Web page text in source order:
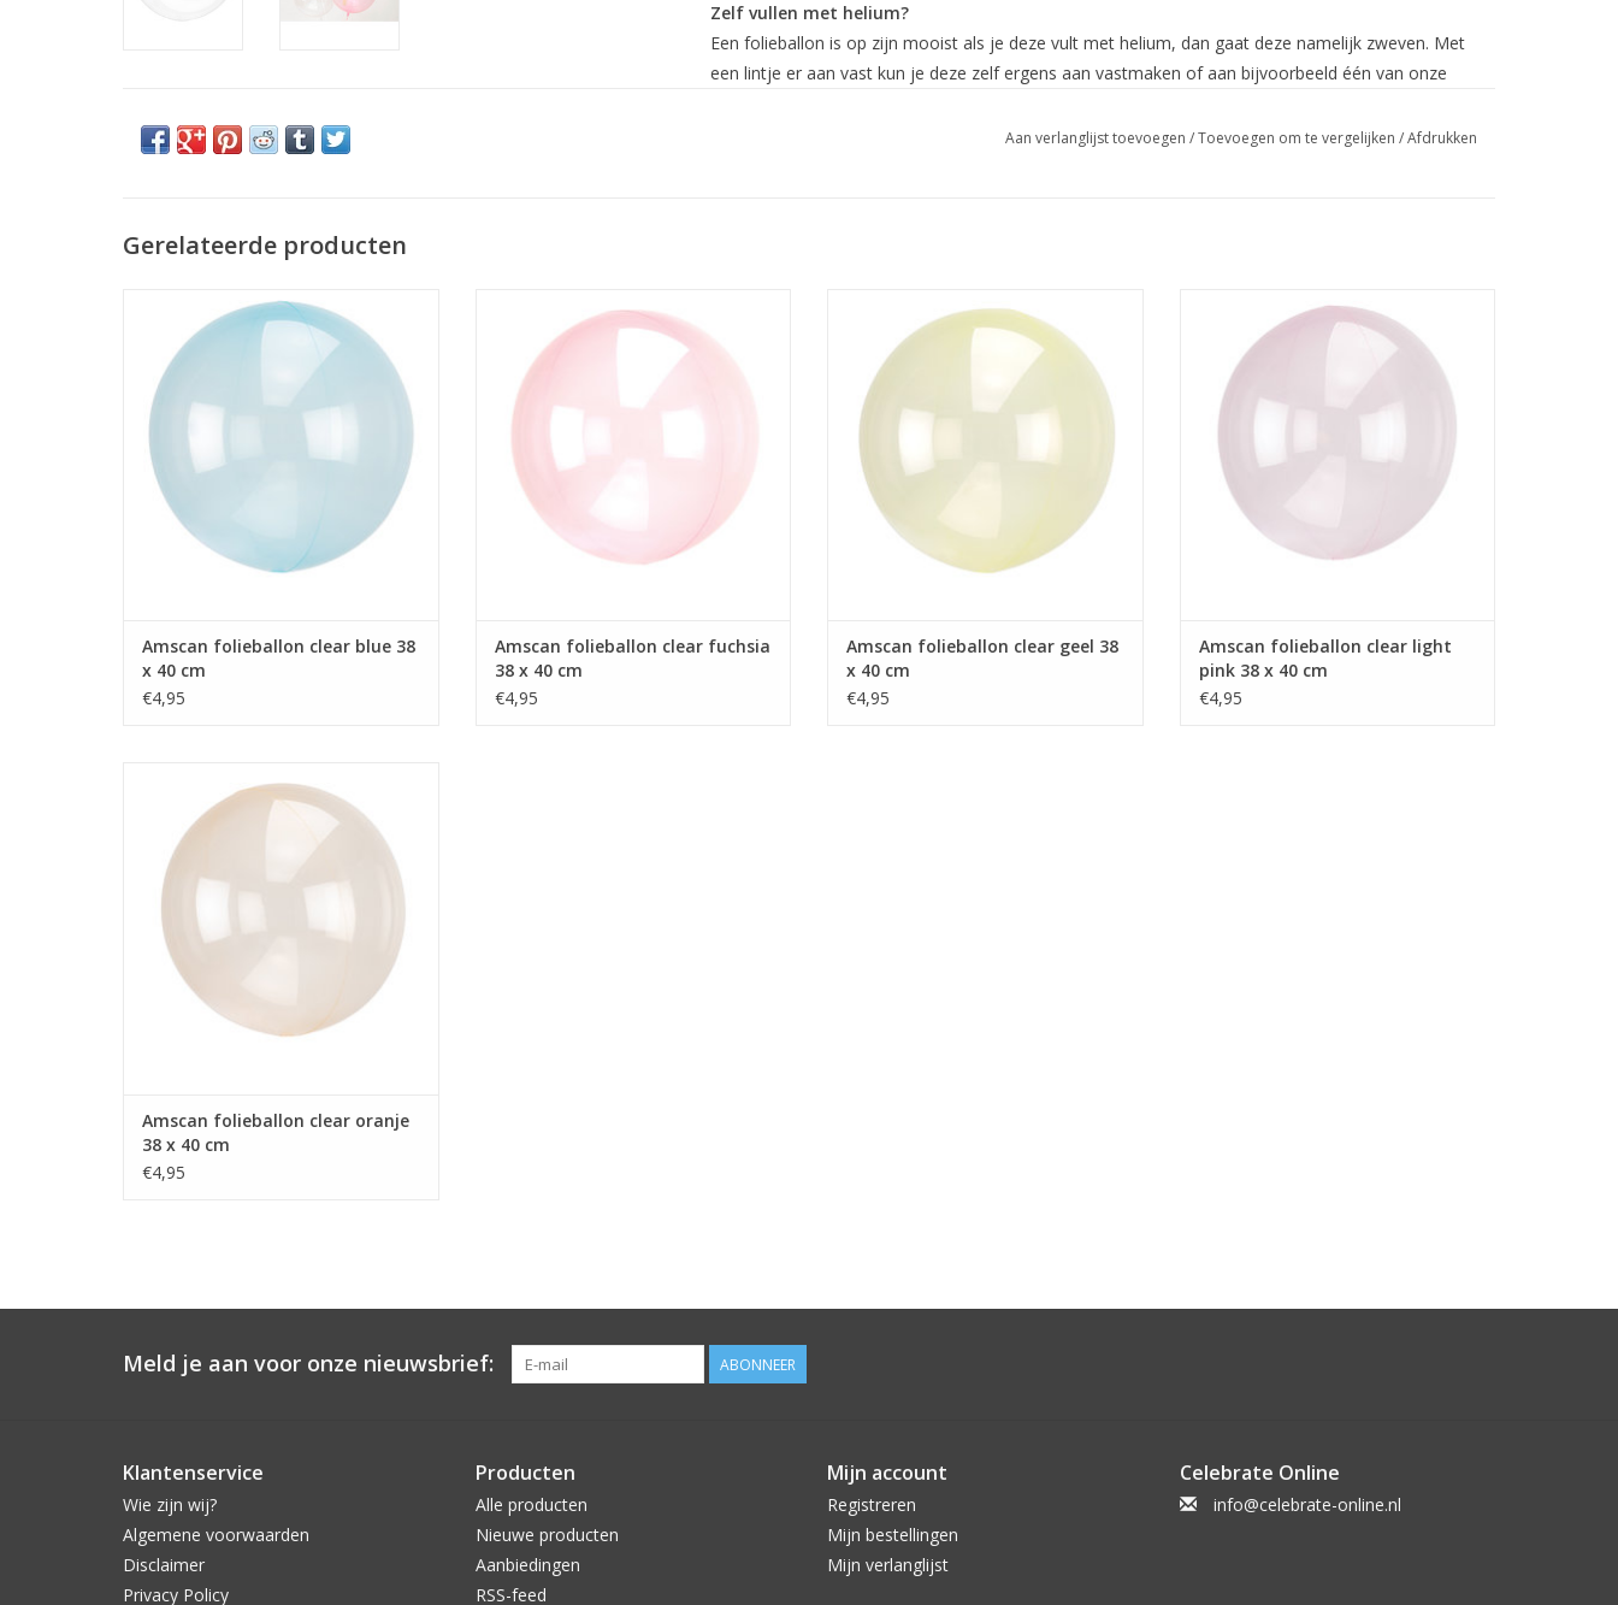
Zelf vullen met helium?
Een folieballon is op zijn mooist als je deze vult met helium, dan gaat deze namelijk zweven. Met
een lintje er aan vast kun je deze zelf ergens aan vastmaken of aan bijvoorbeeld één van onze
bijvoorbeeld met één van onze disposableheliumtankjes. Folieballonnen hebben een zelfsluitend
Het is mogelijk om de ballon met lucht te vullen. Dit kan m.b.v. van een pompje met een lange tuit
of met een rietje.
Aan verlanglijst toevoegen /Toevoegen om te vergelijken /Afdrukken
Gerelateerde producten
Amscan folieballon clear blue 38 x 40 cm
TOEVOEGEN AAN WINKELWAGEN
Amscan folieballon clear blue 38
x 40 cm
€4,95
cm
TOEVOEGEN AAN WINKELWAGEN
Amscan folieballon clear fuchsia
38 x 40 cm
€4,95
TOEVOEGEN AAN WINKELWAGEN
Amscan folieballon clear geel 38
x 40 cm
€4,95
cm
TOEVOEGEN AAN WINKELWAGEN
Amscan folieballon clear light
pink 38 x 40 cm
€4,95
cm
TOEVOEGEN AAN WINKELWAGEN
Amscan folieballon clear oranje
38 x 40 cm
€4,95
Meld je aan voor onze nieuwsbrief: ABONNEER
Klantenservice
Wie zijn wij?
Algemene voorwaarden
Disclaimer
Privacy Policy
Producten
Alle producten
Nieuwe producten
Aanbiedingen
RSS-feed
Mijn account
Registreren
Mijn bestellingen
Mijn verlanglijst
Celebrate Online
info@celebrate-online.nl